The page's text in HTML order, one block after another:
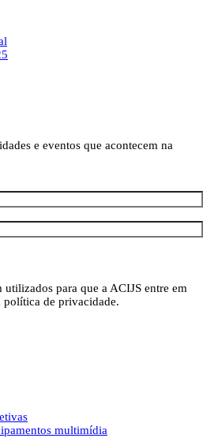
e eventos que acontecem na
utilizados para que a ACIJS entre em
política de privacidade.
multimídia